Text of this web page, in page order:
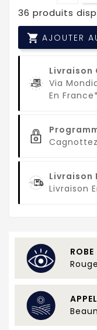
36 produits
 AJOUTER
Livraison
Via
En France*
Livraison
Livraison
ROBE